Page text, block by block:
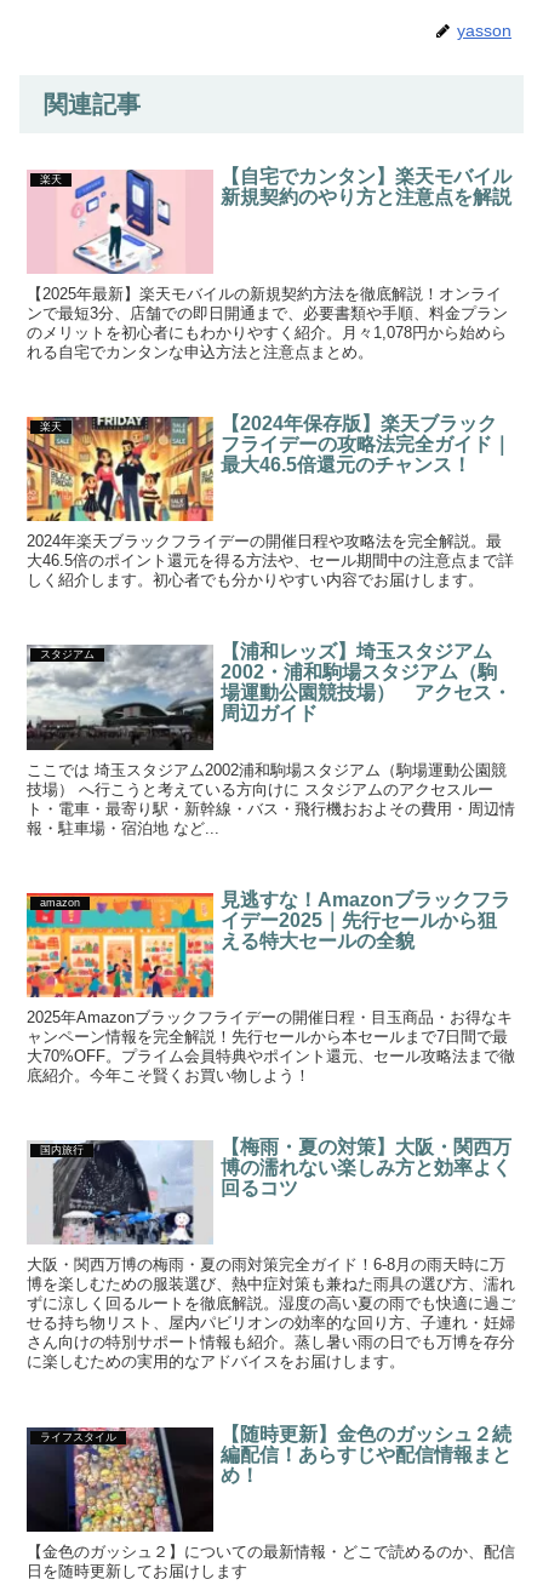
yasson
関連記事
楽天
【自宅でカンタン】楽天モバイル
新規契約のやり方と注意点を解説
【2025年最新】楽天モバイルの新規契約方法を徹底解説！オンライ
ンで最短3分、店舗での即日開通まで、必要書類や手順、料金プラン
のメリットを初心者にもわかりやすく紹介。月々1,078円から始めら
れる自宅でカンタンな申込方法と注意点まとめ。
楽天
【2024年保存版】楽天ブラック
フライデーの攻略法完全ガイド｜
最大46.5倍還元のチャンス！
2024年楽天ブラックフライデーの開催日程や攻略法を完全解説。最
大46.5倍のポイント還元を得る方法や、セール期間中の注意点まで詳
しく紹介します。初心者でも分かりやすい内容でお届けします。
スタジアム
【浦和レッズ】埼玉スタジアム
2002・浦和駒場スタジアム（駒
場運動公園競技場） アクセス・
周辺ガイド
ここでは 埼玉スタジアム2002浦和駒場スタジアム（駒場運動公園競
技場） へ行こうと考えている方向けに スタジアムのアクセスルー
ト・電車・最寄り駅・新幹線・バス・飛行機おおよその費用・周辺情
報・駐車場・宿泊地 など...
amazon
見逃すな！Amazonブラックフラ
イデー2025｜先行セールから狙
える特大セールの全貌
2025年Amazonブラックフライデーの開催日程・目玉商品・お得なキ
ャンペーン情報を完全解説！先行セールから本セールまで7日間で最
大70%OFF。プライム会員特典やポイント還元、セール攻略法まで徹
底紹介。今年こそ賢くお買い物しよう！
国内旅行
【梅雨・夏の対策】大阪・関西万
博の濡れない楽しみ方と効率よく
回るコツ
大阪・関西万博の梅雨・夏の雨対策完全ガイド！6-8月の雨天時に万
博を楽しむための服装選び、熱中症対策も兼ねた雨具の選び方、濡れ
ずに涼しく回るルートを徹底解説。湿度の高い夏の雨でも快適に過ご
せる持ち物リスト、屋内パビリオンの効率的な回り方、子連れ・妊婦
さん向けの特別サポート情報も紹介。蒸し暑い雨の日でも万博を存分
に楽しむための実用的なアドバイスをお届けします。
ライフスタイル
【随時更新】金色のガッシュ２続
編配信！あらすじや配信情報まと
め！
【金色のガッシュ２】についての最新情報・どこで読めるのか、配信
日を随時更新してお届けします